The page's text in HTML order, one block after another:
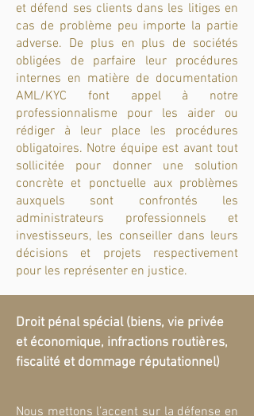
et défend ses clients dans les litiges en
cas de problème peu importe la partie
adverse. De plus en plus de sociétés
obligées de parfaire leur procédures
internes en matière de documentation
AML/KYC font appel à notre
professionnalisme pour les aider ou
rédiger à leur place les procédures
obligatoires. Notre équipe est avant tout
sollicitée pour donner une solution
concrète et ponctuelle aux problèmes
auxquels sont confrontés les
administrateurs professionnels et
investisseurs, les conseiller dans leurs
décisions et projets respectivement
pour les représenter en justice.
Droit pénal spécial (biens, vie privée
et économique, infractions routières,
fiscalité et dommage réputationnel)
Nous mettons l’accent sur la défense en